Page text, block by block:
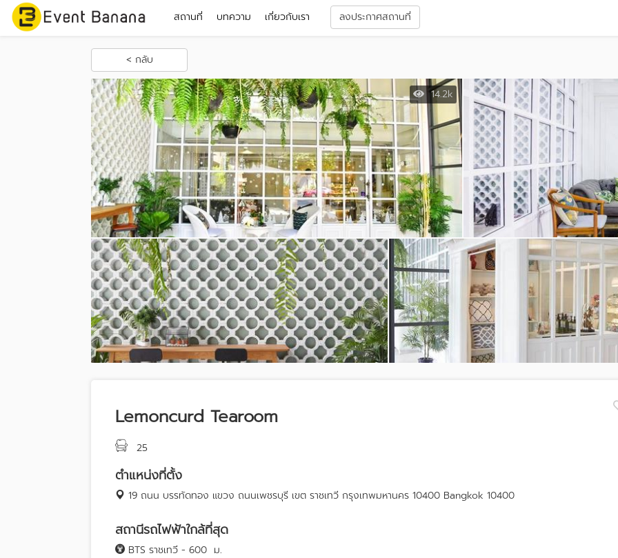
สถานที่ บทความ เกี่ยวกับเรา ลงประกาศสถานที่
< กลับ
14.2k
Lemoncurd Tearoom
25
ตำแหน่งที่ตั้ง
19 ถนน บรรทัดทอง แขวง ถนนเพชรบุรี เขต ราชเทวี กรุงเทพมหานคร 10400 Bangkok 10400
สถานีรถไฟฟ้าใกล้ที่สุด
BTS ราชเทวี - 600 ม.